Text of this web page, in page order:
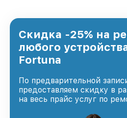
Скидка -25% на
любого
Fortuna
По предварительной
предоставляем скидку в
на весь прайс услуг по